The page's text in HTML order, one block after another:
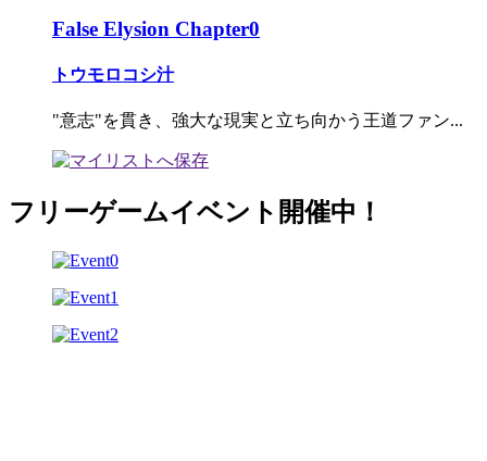
False Elysion Chapter0
トウモロコシ汁
"意志"を貫き、強大な現実と立ち向かう王道ファン...
フリーゲームイベント開催中！